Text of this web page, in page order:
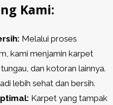
Kami:
Melalui proses
kami menjamin karpet
dan kotoran lainnya.
lebih sehat dan bersih.
Karpet yang tampak